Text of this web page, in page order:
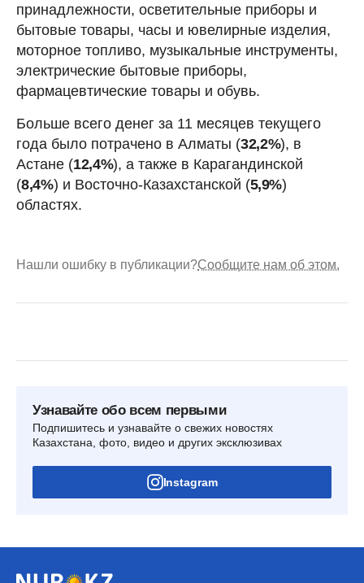
принадлежности, осветительные приборы и
бытовые товары, часы и ювелирные изделия,
моторное топливо, музыкальные инструменты,
электрические бытовые приборы,
фармацевтические товары и обувь.
Больше всего денег за 11 месяцев текущего
года было потрачено в Алматы (32,2%), в
Астане (12,4%), а также в Карагандинской
(8,4%) и Восточно-Казахстанской (5,9%)
областях.
Нашли ошибку в публикации?Сообщите нам об этом.
Узнавайте обо всем первыми
Подпишитесь и узнавайте о свежих новостях
Казахстана, фото, видео и других эксклюзивах
Instagram